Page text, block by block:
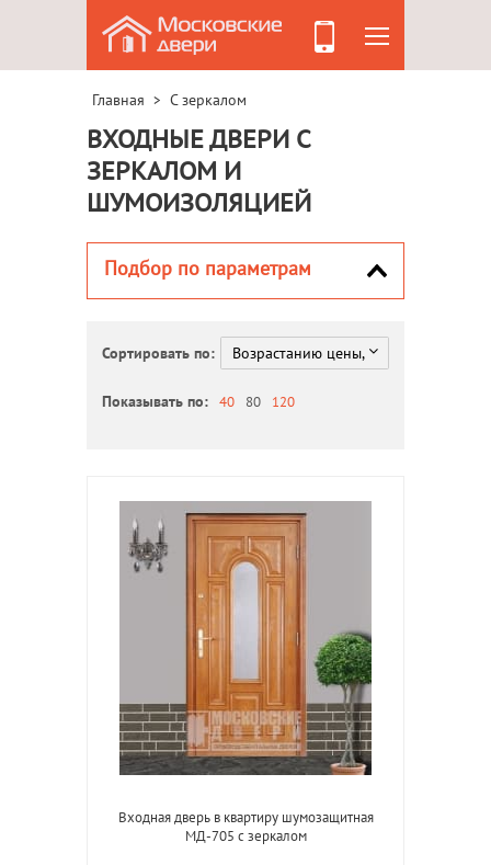
Главная > С зеркалом
ВХОДНЫЕ ДВЕРИ С
ЗЕРКАЛОМ И
ШУМОИЗОЛЯЦИЕЙ
Подбор по параметрам
Сортировать по:
Показывать по: 40 80 120
Входная дверь в квартиру шумозащитная
МД-705 с зеркалом